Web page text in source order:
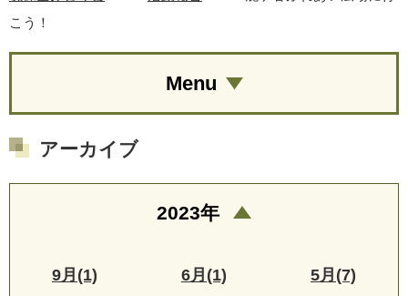
こう！
Menu
アーカイブ
2023年
9月(1) 6月(1) 5月(7)